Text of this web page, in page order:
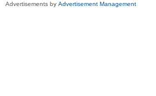
Advertisements by Advertisement Management